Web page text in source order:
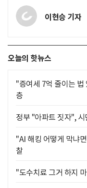
이현승 기자
오늘의 핫뉴스
"증여세 7억 줄이는
층
정부 "아파트 짓자",
"AI 해킹 어떻게 막냐
찰
"도수치료 그거 하지